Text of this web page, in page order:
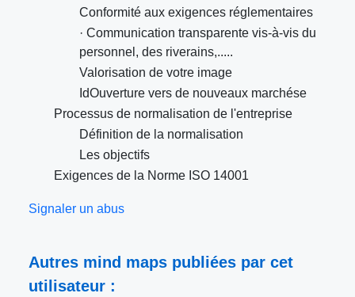
Conformité aux exigences réglementaires
· Communication transparente vis-à-vis du
personnel, des riverains,.....
Valorisation de votre image
IdOuverture vers de nouveaux marchése
Processus de normalisation de l'entreprise
Définition de la normalisation
Les objectifs
Exigences de la Norme ISO 14001
Signaler un abus
Autres mind maps publiées par cet
utilisateur :